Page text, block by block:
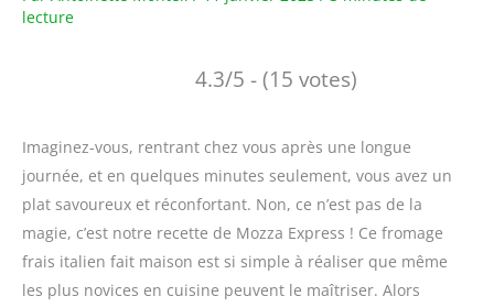
lecture
4.3/5 - (15 votes)
Imaginez-vous, rentrant chez vous après une longue
journée, et en quelques minutes seulement, vous avez un
plat savoureux et réconfortant. Non, ce n’est pas de la
magie, c’est notre recette de Mozza Express ! Ce fromage
frais italien fait maison est si simple à réaliser que même
les plus novices en cuisine peuvent le maîtriser. Alors